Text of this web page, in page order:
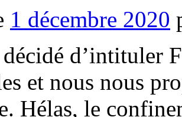
1 décembre 2020
décidé d’intituler
et nous nous
Hélas, le